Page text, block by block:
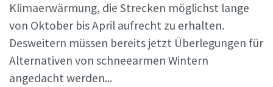
Klimaerwärmung, die Strecken möglichst lange
von Oktober bis April aufrecht zu erhalten.
Desweitern müssen bereits jetzt Überlegungen für
Alternativen von schneearmen Wintern
angedacht werden...